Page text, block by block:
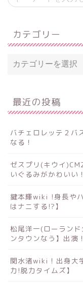
カテゴリー
最近の投稿
バチェロレッテ２バ
なる！
ゼスプリ(キウイ
いぐるみがかわいい！
鍵本輝wiki !身長や
はナニする!?】
松尾洋一(ローラン
ンタウンなう】出演！
関水渚wiki！出身大
力!脱力タイムズ】